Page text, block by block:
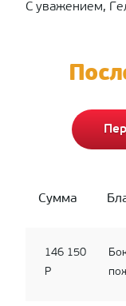
С уважением,
Сумма
146 150
Р